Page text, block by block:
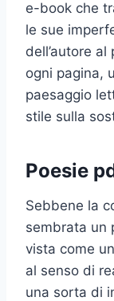
e-book che
le sue
dell’autore
ogni pagina,
paesaggio
stile sulla
Poesie
Sebbene la
sembrata un
vista come
al senso di
una sorta di